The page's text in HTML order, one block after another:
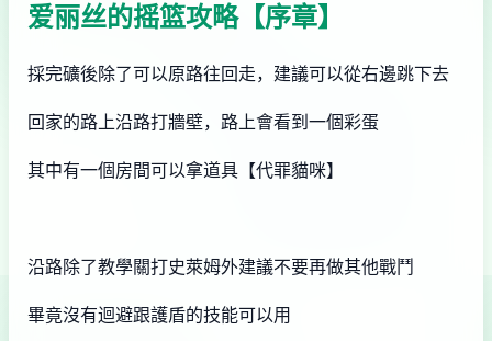
爱丽丝的摇篮攻略【序章】
採完礦後除了可以原路往回走，建議可以從右邊跳下去
回家的路上沿路打牆壁，路上會看到一個彩蛋
其中有一個房間可以拿道具【代罪貓咪】
沿路除了教學關打史萊姆外建議不要再做其他戰鬥
畢竟沒有迴避跟護盾的技能可以用